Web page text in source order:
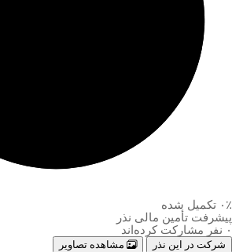
۰٪ تکمیل شده
پیشرفت تأمین مالی نذر
۰ نفر مشارکت کرده‌اند
شرکت در این نذر مشاهده تصاویر